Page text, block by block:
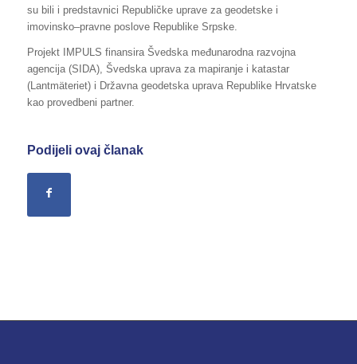
su bili i predstavnici Republičke uprave za geodetske i
imovinsko–pravne poslove Republike Srpske.
Projekt IMPULS finansira Švedska međunarodna razvojna
agencija (SIDA), Švedska uprava za mapiranje i katastar
(Lantmäteriet) i Državna geodetska uprava Republike Hrvatske
kao provedbeni partner.
Podijeli ovaj članak